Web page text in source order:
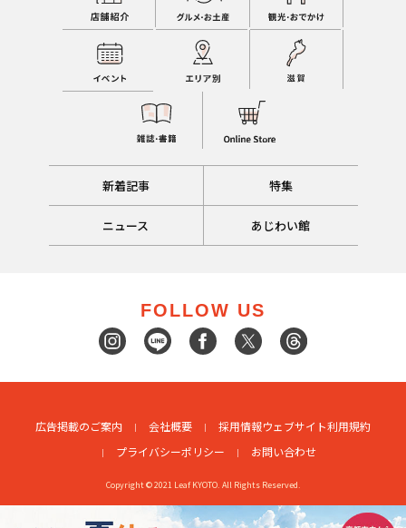
新着記事 特集
ニュース あじわい館
FOLLOW US
広告掲載のご案内 会社概要 採用情報ウェブサイト利用規約
プライバシーポリシー
お問い合わせ
Copyright © 2021 Leaf KYOTO. All Rights Reserved.